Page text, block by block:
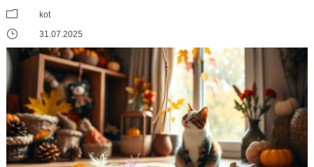
m kot
} 31.07.2025